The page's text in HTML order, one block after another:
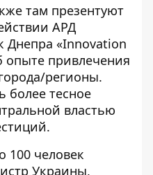
там презентуют
АРД
Днепра «Innovation
опыте привлечения
регионы.
более тесное
властью
100 человек
Украины,